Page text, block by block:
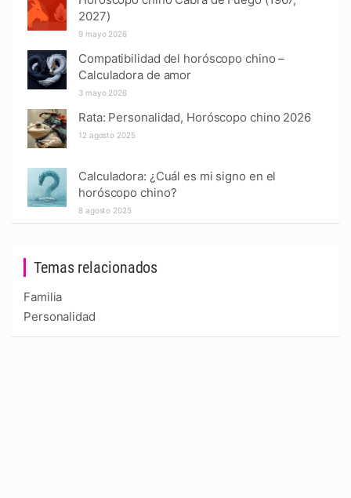
Temas relacionados
Familia
Personalidad
2027)
9 mayo 2026
Compatibilidad del horóscopo chino –
Calculadora de amor
3 mayo 2026
Rata: Personalidad, Horóscopo chino 2026
12 agosto 2025
Calculadora: ¿Cuál es mi signo en el
horóscopo chino?
8 agosto 2025